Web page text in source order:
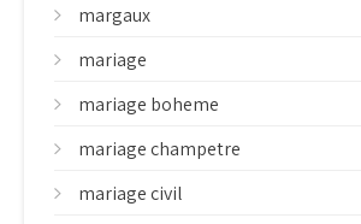
margaux
mariage
mariage boheme
mariage champetre
mariage civil